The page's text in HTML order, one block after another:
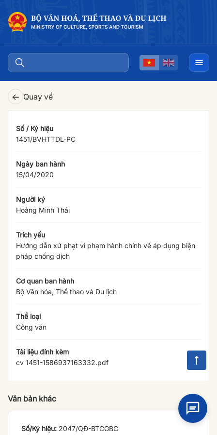
← Quay về
Số / Ký hiệu
1451/BVHTTDL-PC
Ngày ban hành
15/04/2020
Người ký
Hoàng Minh Thái
Trích yếu
Hướng dẫn xử phạt vi phạm hành chính về áp dụng biện
pháp chống dịch
Cơ quan ban hành
Bộ Văn hóa, Thể thao và Du lịch
Thể loại
Công văn
Tài liệu đính kèm
cv 1451-1586937163332.pdf
Văn bản khác
2047/QĐ-BTCGBC